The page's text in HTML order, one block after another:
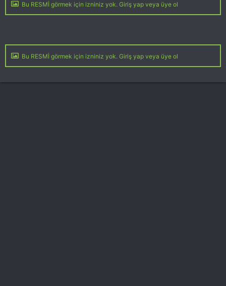
Bu RESMİ görmek için izniniz yok. Giriş yap veya üye ol
Bu RESMİ görmek için izniniz yok. Giriş yap veya üye ol